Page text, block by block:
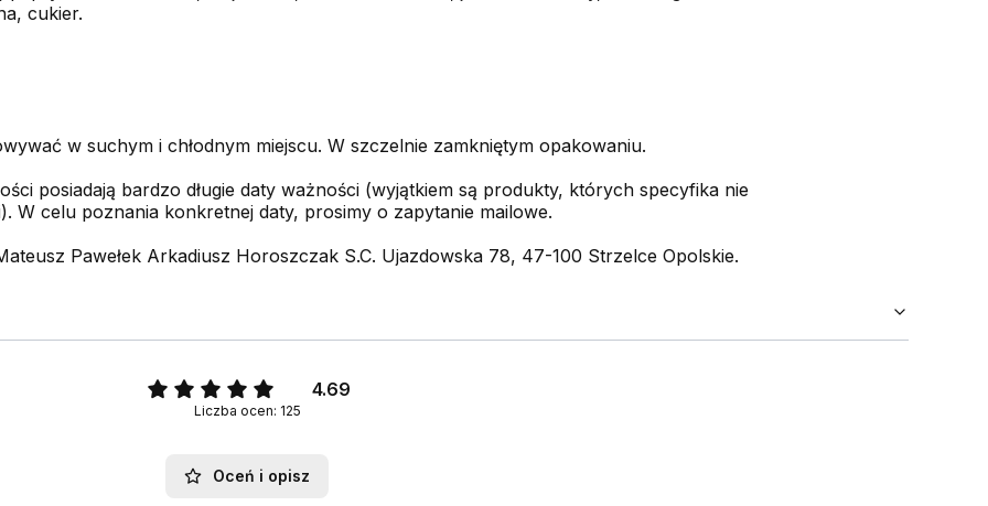
cukier.
w suchym i chłodnym miejscu. W szczelnie zamkniętym opakowaniu.
posiadają bardzo długie daty ważności (wyjątkiem są produkty, których specyfika nie
W celu poznania konkretnej daty, prosimy o zapytanie mailowe.
Pawełek Arkadiusz Horoszczak S.C. Ujazdowska 78, 47-100 Strzelce Opolskie.
4.69
Liczba ocen: 125
Oceń i opisz